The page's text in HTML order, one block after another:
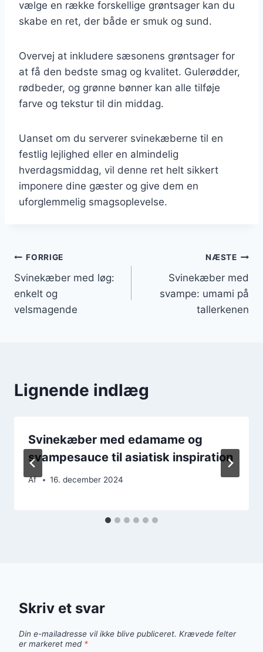
vælge en række forskellige grøntsager kan du
skabe en ret, der både er smuk og sund.
Overvej at inkludere sæsonens grøntsager for
at få den bedste smag og kvalitet. Gulerødder,
rødbeder, og grønne bønner kan alle tilføje
farve og tekstur til din middag.
Uanset om du serverer svinekæberne til en
festlig lejlighed eller en almindelig
hverdagsmiddag, vil denne ret helt sikkert
imponere dine gæster og give dem en
uforglemmelig smagsoplevelse.
Indlægsnavigation
FORRIGE
Svinekæber med løg:
enkelt og
velsmagende
NÆSTE
Svinekæber med
svampe: umami på
tallerkenen
Lignende indlæg
Svinekæber med edamame og
svampesauce til asiatisk inspiration
Af 16. december 2024
Skriv et svar
Din e-mailadresse vil ikke blive publiceret. Krævede felter
er markeret med *